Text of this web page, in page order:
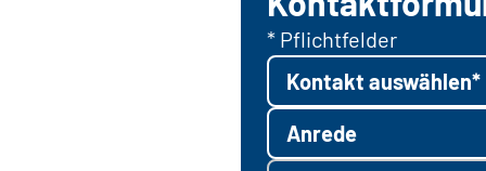
* Pflichtfelder
Kontakt auswählen*
Anrede